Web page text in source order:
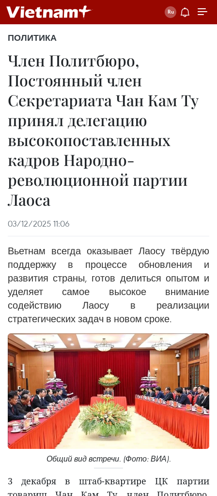
ПОЛИТИКА
Член Политбюро,
Постоянный член
Секретариата Чан Кам Ту
принял делегацию
высокопоставленных
кадров Народно-
революционной партии
Лаоса
03/12/2025 11:06
Вьетнам всегда оказывает Лаосу твёрдую
поддержку в процессе обновления и
развития страны, готов делиться опытом и
уделяет самое высокое внимание
содействию Лаосу в реализации
стратегических задач в новом сроке.
Общий вид встречи. (Фото: ВИА).
3 декабря в штаб-квартире ЦК партии